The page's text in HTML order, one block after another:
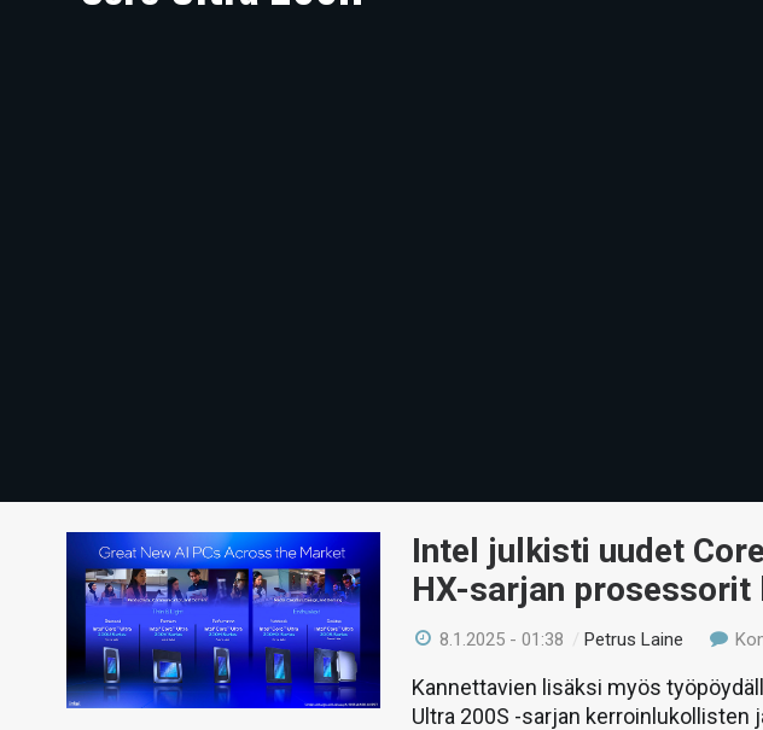
Intel julkisti uudet
HX-sarjan prosessorit
8.1.2025 - 01:38 /Petrus Laine
Kannettavien lisäksi myös
Ultra 200S -sarjan kerroinlukollisten